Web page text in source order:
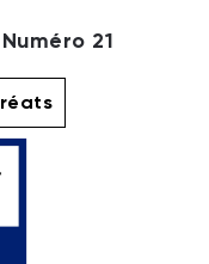
Numéro 21